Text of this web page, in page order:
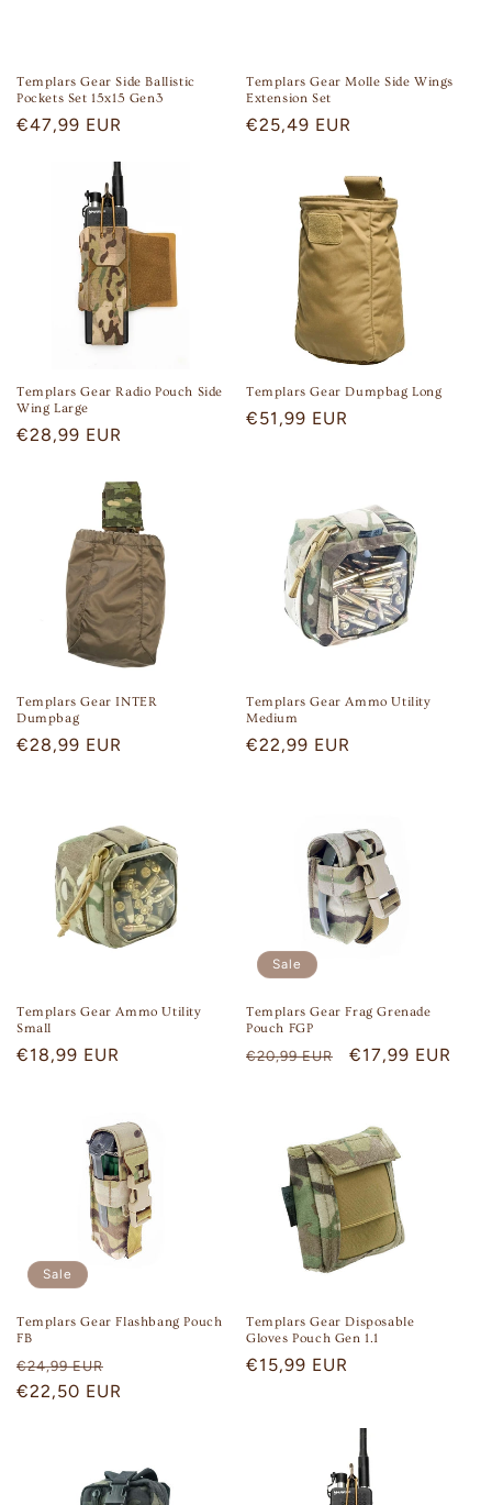
Templars Gear Side Ballistic
Pockets Set 15x15 Gen3
Regular
€47,99 EUR
Templars Gear Molle Side Wings
Extension Set
Regular
€25,49 EUR
Templars Gear Radio Pouch Side
Wing Large
Regular
€28,99 EUR
Templars Gear Dumpbag Long
Regular
€51,99 EUR
Templars Gear INTER
Dumpbag
Regular
€28,99 EUR
Templars Gear Ammo Utility
Medium
Regular
€22,99 EUR
Templars Gear Ammo Utility
Small
Regular
€18,99 EUR
Sale
Templars Gear Frag Grenade
Pouch FGP
Regular
€20,99 EUR
Sale
€17,99 EUR
Sale
Templars Gear Flashbang Pouch
FB
Regular
price
€24,99 EUR
price
€22,50 EUR
Templars Gear Disposable
Gloves Pouch Gen 1.1
Regular
€15,99 EUR